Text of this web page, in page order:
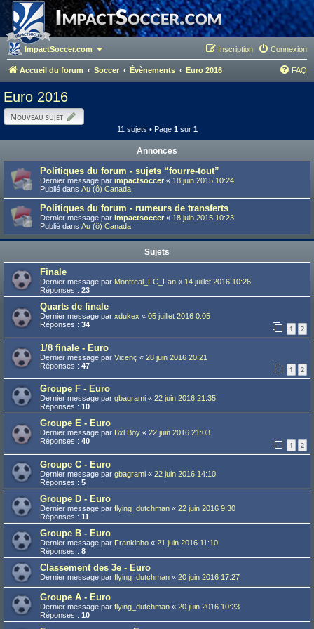
ImpactSoccer.com Connexion
Inscription
Accueil du forum Soccer Évènements Euro 2016 FAQ
Euro 2016
Nouveau sujet
11 sujets • Page 1sur 1
Annonces
Politiques du forum - sujets “fourre-tout”
Dernier message par impactsoccer « 18 juin 2015 10:24
Publié dans Au (ô) Canada
Politiques du forum - rumeurs de transferts
Dernier message par impactsoccer « 18 juin 2015 10:23
Publié dans Au (ô) Canada
Sujets
Finale
Dernier message par Montreal_FC_Fan « 14 juillet 2016 10:26
Réponses : 23
Quarts de finale
Dernier message par xdukex « 05 juillet 2016 0:05
Réponses : 34 1 2
1/8 finale - Euro
Dernier message par Vicenç « 28 juin 2016 20:21
Réponses : 47 1 2
Groupe F - Euro
Dernier message par gbagrami « 22 juin 2016 21:35
Réponses : 10
Groupe E - Euro
Dernier message par Bxl Boy « 22 juin 2016 21:03
Réponses : 40 1 2
Groupe C - Euro
Dernier message par gbagrami « 22 juin 2016 14:10
Réponses : 5
Groupe D - Euro
Dernier message par flying_dutchman « 22 juin 2016 9:30
Réponses : 11
Groupe B - Euro
Dernier message par Frankinho « 21 juin 2016 11:10
Réponses : 8
Classement des 3e - Euro
Dernier message par flying_dutchman « 20 juin 2016 17:27
Groupe A - Euro
Dernier message par flying_dutchman « 20 juin 2016 10:23
Réponses : 10